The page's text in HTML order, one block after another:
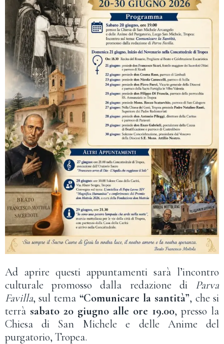
Ad aprire questi appuntamenti sarà l’incontro
culturale promosso dalla redazione di Parva
Favilla, sul tema“Comunicare la santità”, che si
terrà sabato 20 giugno alle ore 19.00, presso la
Chiesa di San Michele e delle Anime del
purgatorio, Tropea.